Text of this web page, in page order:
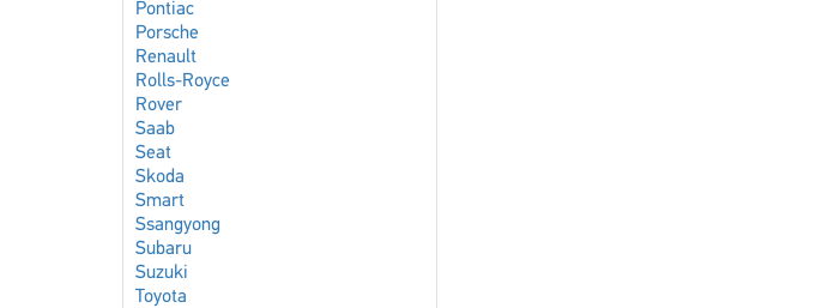
Pontiac
Porsche
Renault
Rolls-Royce
Rover
Saab
Seat
Skoda
Smart
Ssangyong
Subaru
Suzuki
Toyota